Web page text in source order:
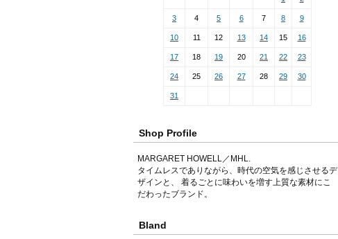
Shop Profile
MARGARET HOWELL／MHL.
タイムレスでありながら、時代の空気を感じさせるデ
ザインと、 着るごとに味わいを増す上質な素材にこ
だわったブランド。
Bland